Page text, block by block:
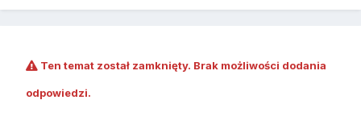
Ten temat został zamknięty. Brak możliwości dodania
odpowiedzi.